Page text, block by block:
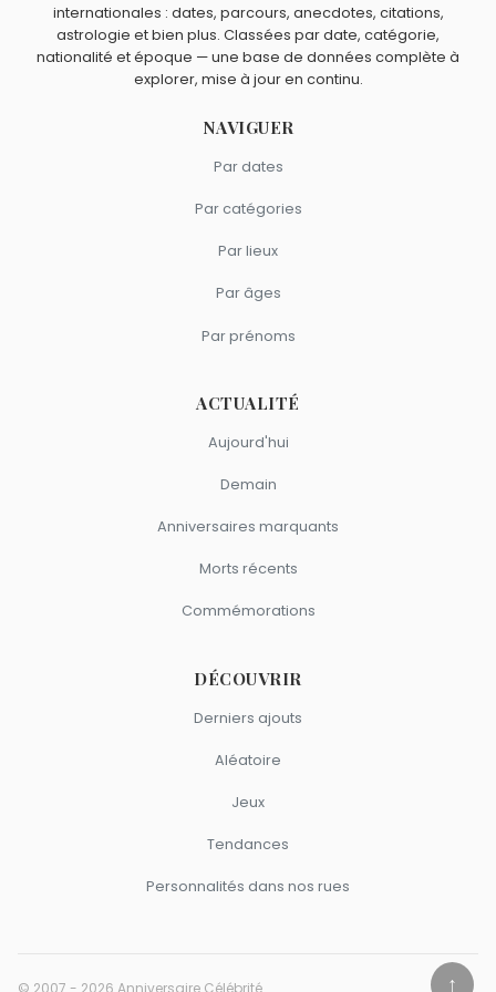
internationales : dates, parcours, anecdotes, citations,
astrologie et bien plus. Classées par date, catégorie,
nationalité et époque — une base de données complète à
explorer, mise à jour en continu.
NAVIGUER
Par dates
Par catégories
Par lieux
Par âges
Par prénoms
ACTUALITÉ
Aujourd'hui
Demain
Anniversaires marquants
Morts récents
Commémorations
DÉCOUVRIR
Derniers ajouts
Aléatoire
Jeux
Tendances
Personnalités dans nos rues
© 2007 - 2026 Anniversaire Célébrité ↑